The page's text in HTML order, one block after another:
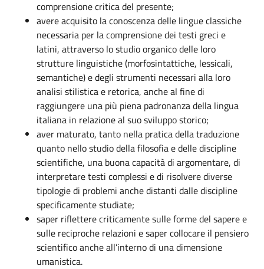
comprensione critica del presente;
avere acquisito la conoscenza delle lingue classiche
necessaria per la comprensione dei testi greci e
latini, attraverso lo studio organico delle loro
strutture linguistiche (morfosintattiche, lessicali,
semantiche) e degli strumenti necessari alla loro
analisi stilistica e retorica, anche al fine di
raggiungere una più piena padronanza della lingua
italiana in relazione al suo sviluppo storico;
aver maturato, tanto nella pratica della traduzione
quanto nello studio della filosofia e delle discipline
scientifiche, una buona capacità di argomentare, di
interpretare testi complessi e di risolvere diverse
tipologie di problemi anche distanti dalle discipline
specificamente studiate;
saper riflettere criticamente sulle forme del sapere e
sulle reciproche relazioni e saper collocare il pensiero
scientifico anche all’interno di una dimensione
umanistica.